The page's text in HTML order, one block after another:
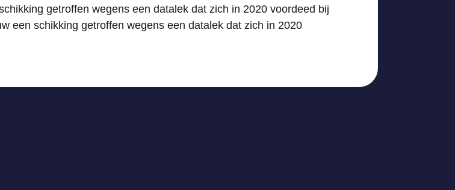
getroffen wegens een datalek dat zich in 2020 voordeed bij
een schikking getroffen wegens een datalek dat zich in 2020